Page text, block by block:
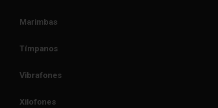
Marimbas
Tímpanos
Vibrafones
Xilofones